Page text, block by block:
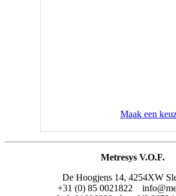
Maak een
Metresys V.O.F.
De Hoogjens 14, 4254XW
+31 (0) 85 0021822